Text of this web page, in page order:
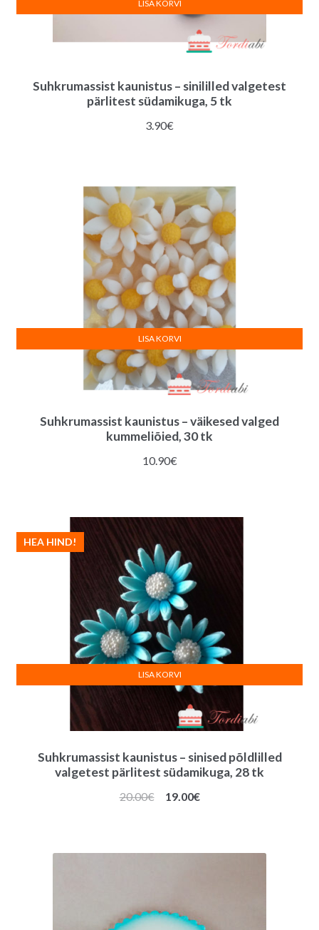
Suhkrumassist kaunistus – sinililled valgetest
pärlitest südamikuga, 5 tk
3.90€
LISA KORVI
Suhkrumassist kaunistus – väikesed valged
kummeliõied, 30 tk
10.90€
LISA KORVI
Suhkrumassist kaunistus – sinised põldlilled
valgetest pärlitest südamikuga, 28 tk
HEA HIND!
20.00€
Algne
19.00€Praegune
LISA KORVI